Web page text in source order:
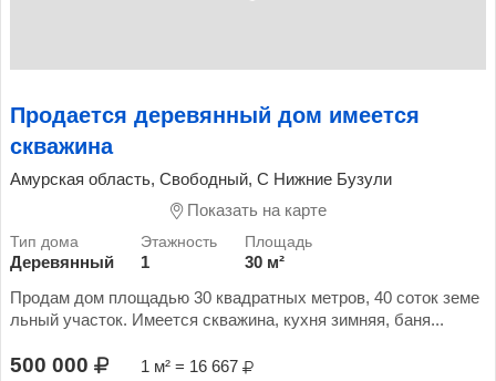
Продается деревянный дом имеется
скважина
Амурская область, Свободный, С Нижние Бузули
Показать на карте
Деревянный 1
30 м²
Продам дом площадью 30 квадратных метров, 40 соток земе
льный участок. Имеется скважина, кухня зимняя, баня...
500 000 1 м² = 16 667